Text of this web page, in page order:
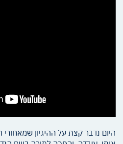
היום נדבר קצת על ההיגיון